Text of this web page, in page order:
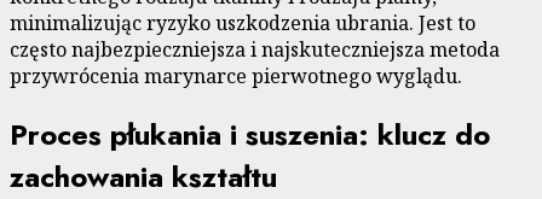
minimalizując ryzyko uszkodzenia ubrania. Jest to
często najbezpieczniejsza i najskuteczniejsza metoda
przywrócenia marynarce pierwotnego wyglądu.
Proces płukania i suszenia: klucz do
zachowania kształtu